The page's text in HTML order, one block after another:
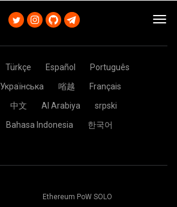
Türkçe Español
Português
Українська 㗂越
Français
中文 Al Arabiya
srpski
Bahasa Indonesia
한국어
Ethereum PoW SOLO